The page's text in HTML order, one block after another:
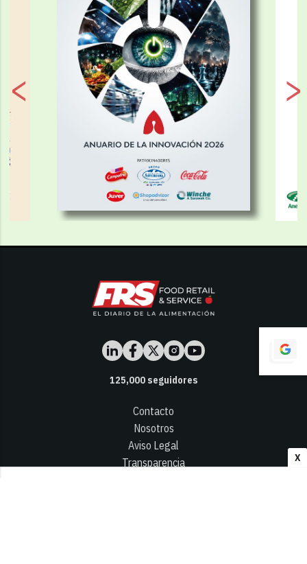
X
125,000seguidores
Contacto
Nosotros
Aviso Legal
Transparencia